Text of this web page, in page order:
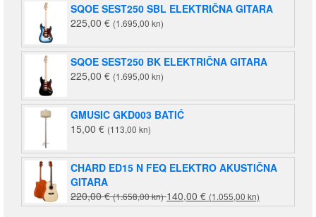
SQOE SEST250 SBL ELEKTRIČNA GITARA
225,00 € (1.695,00 kn)
SQOE SEST250 BK ELEKTRIČNA GITARA
225,00 € (1.695,00 kn)
GMUSIC GKD003 BATIĆ
15,00 € (113,00 kn)
CHARD ED15 N FEQ ELEKTRO AKUSTIČNA
GITARA
220,00€ (1.658,00 kn)Izvorna
cijena
140,00 € (1.055,00 kn)
cijena